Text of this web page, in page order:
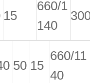
15
660/1
140
50 15
660/11
40